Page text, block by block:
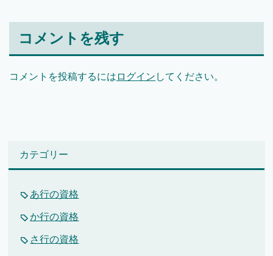
コメントを残す
コメントを投稿するには ログイン してください。
カテゴリー
あ行の資格
か行の資格
さ行の資格